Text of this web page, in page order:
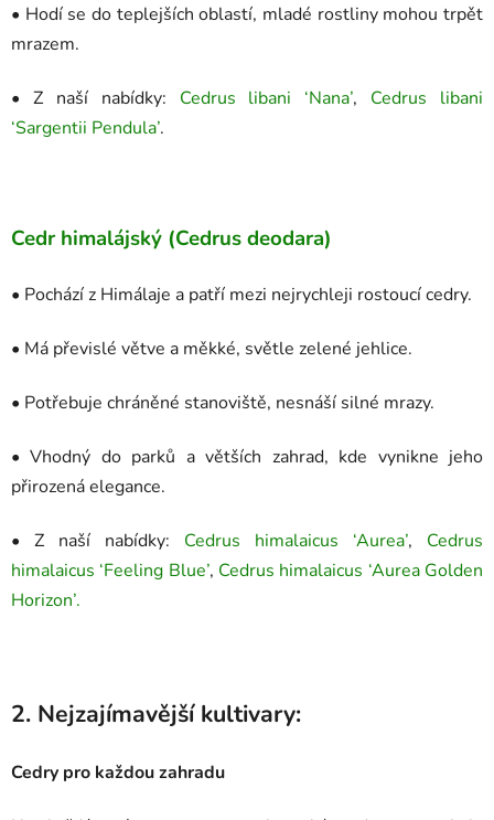
• Hodí se do teplejších oblastí, mladé rostliny mohou trpět
mrazem.
• Z naší nabídky: Cedrus libani ‘Nana’, Cedrus libani
‘Sargentii Pendula’.
Cedr himalájský (Cedrus deodara)
• Pochází z Himálaje a patří mezi nejrychleji rostoucí cedry.
• Má převislé větve a měkké, světle zelené jehlice.
• Potřebuje chráněné stanoviště, nesnáší silné mrazy.
• Vhodný do parků a větších zahrad, kde vynikne jeho
přirozená elegance.
• Z naší nabídky: Cedrus himalaicus ‘Aurea’, Cedrus
himalaicus ‘Feeling Blue’, Cedrus himalaicus ‘Aurea Golden
Horizon’.
2. Nejzajímavější kultivary:
Cedry pro každou zahradu